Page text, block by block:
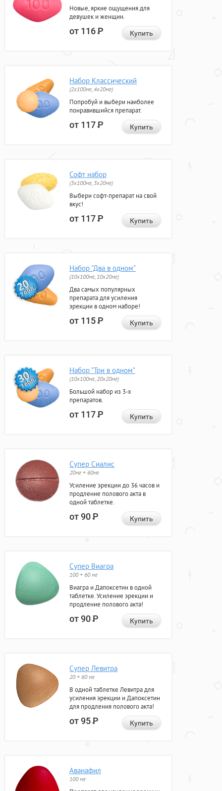
Новые, яркие ощущения для
девушек и женщин.
от 116Р Купить
Набор Классический
(2x100мг, 4x20мг)
Попробуй и выбери наиболее
понравившийся препарат.
от 117Р Купить
Софт набор
(3x100мг, 3x20мг)
Выбери софт-препарат на свой
вкус!
от 117Р Купить
Набор "Два в одном"
(10x100мг, 10x20мг)
Два самых популярных
препарата для усиления
эрекции в одном наборе!
от 115Р Купить
Набор "Три в одном"
(10x100мг, 20x20мг)
Большой набор из 3-х
препаратов.
от 117Р Купить
Супер Сиалис
20мг + 60мг
Усиление эрекции до 36 часов и
продление полового акта в
одной таблетке.
от 90Р Купить
Супер Виагра
100 + 60 мг
Виагра и Дапоксетин в одной
таблетке. Усиление эрекции и
продление полового акта!
от 90Р Купить
Супер Левитра
20 + 60 мг
В одной таблетке Левитра для
усиления эрекции и Дапоксетин
для продления полового акта!
от 95Р Купить
Аванафил
100 мг